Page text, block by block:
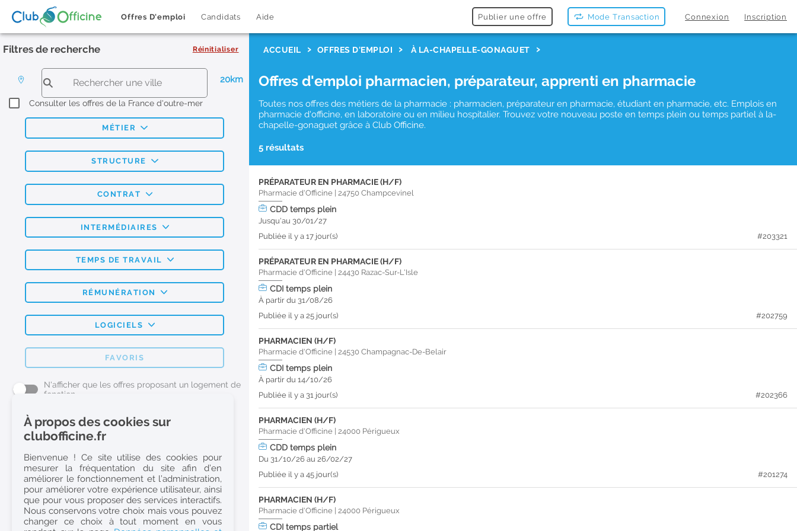
Offres D'emploi Candidats Aide Publier une offre Mode Transaction Connexion Inscription
Filtres de recherche Réinitialiser
20km
Consulter les offres de la France d'outre-mer
MÉTIER
STRUCTURE
CONTRAT
INTERMÉDIAIRES
TEMPS DE TRAVAIL
RÉMUNÉRATION
LOGICIELS
FAVORIS
N'afficher que les offres proposant un logement de
fonction
L'emploi Pharmacie par métier
Pharmacien (H/F)
Préparateur en Pharmacie (H/F)
Etudiant en Pharmacie (H/F)
Etudiant en Pharmacie 6e année validée (H/F)
Conseiller Dermo Cosmetique - Esthéticienne (H/F)
ACCUEIL OFFRES D'EMPLOI À LA-CHAPELLE-GONAGUET
Offres d'emploi pharmacien, préparateur, apprenti en pharmacie
Toutes nos offres des métiers de la pharmacie : pharmacien, préparateur en pharmacie, étudiant en pharmacie, etc. Emplois en
pharmacie d'officine, en laboratoire ou en milieu hospitalier. Trouvez votre nouveau poste en temps plein ou temps partiel à la-
chapelle-gonaguet grâce à Club Officine.
5 résultats
PRÉPARATEUR EN PHARMACIE (H/F)
Pharmacie d'Officine |24750Champcevinel
CDDtemps plein
Jusqu'au 30/01/27
Publiée il y a 17 jour(s)
#203321
PRÉPARATEUR EN PHARMACIE (H/F)
Pharmacie d'Officine |24430 Razac-Sur-L'Isle
CDItemps plein
À partir du 31/08/26
Publiée il y a 25 jour(s)
#202759
PHARMACIEN (H/F)
Pharmacie d'Officine |24530Champagnac-De-Belair
CDItemps plein
À partir du 14/10/26
Publiée il y a 31 jour(s)
#202366
PHARMACIEN (H/F)
Pharmacie d'Officine |24000 Périgueux
CDDtemps plein
Du 31/10/26 au 26/02/27
Publiée il y a 45 jour(s)
#201274
PHARMACIEN (H/F)
Pharmacie d'Officine |24000 Périgueux
CDItemps partiel
À propos des cookies sur
clubofficine.fr
Bienvenue ! Ce site utilise des cookies pour
mesurer la fréquentation du site afin d’en
améliorer le fonctionnement et l’administration,
pour améliorer votre expérience utilisateur, ainsi
que pour vous proposer des services interactifs.
Nous conservons votre choix mais vous pouvez
changer ce choix à tout moment en vous